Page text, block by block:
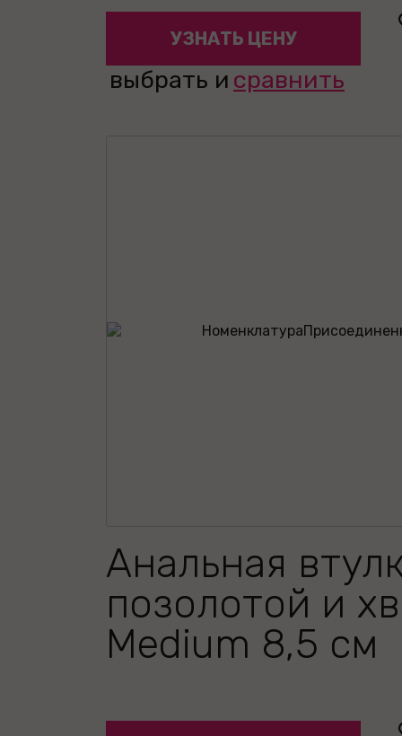
УЗНАТЬ ЦЕНУ
выбрать и сравнить
Анальная
позолотой и
Medium 8,5 см